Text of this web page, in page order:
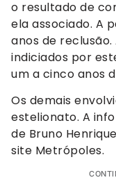
o resultado de
ela associado. A
anos de
indiciados por
um a cinco anos
Os demais
estelionato. A
de Bruno
site Metrópoles.